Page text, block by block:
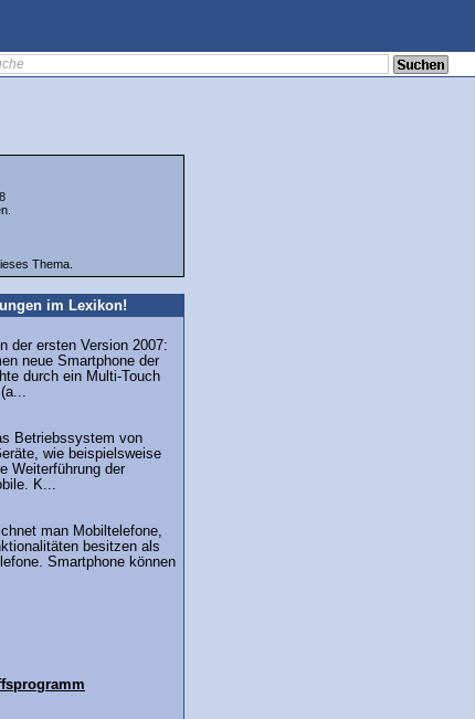
Thema.
im Lexikon!
der ersten Version 2007:
neue Smartphone der
durch ein Multi-Touch
Betriebssystem von
wie beispielsweise
Weiterführung der
K...
man Mobiltelefone,
besitzen als
Smartphone können